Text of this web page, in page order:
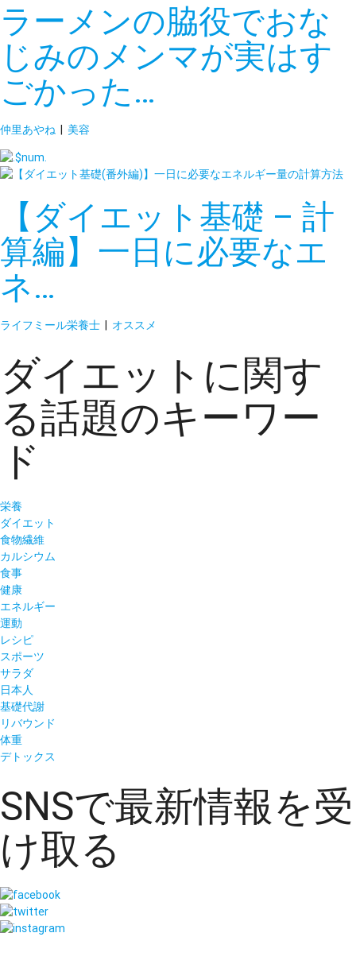
ラーメンの脇役でおな
じみのメンマが実はす
ごかった…
仲里あやね | 美容
【ダイエット基礎 – 計
算編】一日に必要なエ
ネ…
ライフミール栄養士 | オススメ
ダイエットに関す
る話題のキーワー
ド
栄養
ダイエット
食物繊維
カルシウム
食事
健康
エネルギー
運動
レシピ
スポーツ
サラダ
日本人
基礎代謝
リバウンド
体重
デトックス
SNSで最新情報を受
け取る